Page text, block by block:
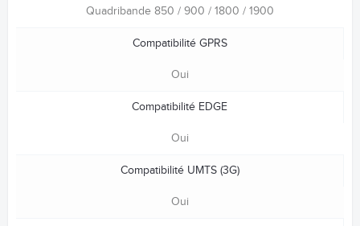
Quadribande 850 / 900 / 1800 / 1900
Compatibilité GPRS
Oui
Compatibilité EDGE
Oui
Compatibilité UMTS (3G)
Oui